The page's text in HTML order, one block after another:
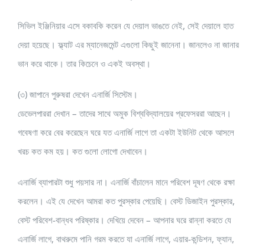
সিভিল ইঞ্জিনিয়ার এসে বকাবকি করেন যে দেয়াল ভাঙতে নেই, সেই দেয়ালে হাত
দেয়া হয়েছে। ফ্ল্যাট এর ম্যানেজমেন্ট এগুলো কিছুই জানেনা। জানলেও না জানার
ভান করে থাকে। তার কিচেনে ও একই অবস্থা।
(৩) জাপানে পুরুষরা দেখেন এনার্জি সিস্টেম।
ডেভেলপাররা দেখান – তাদের সাথে অমুক বিশ্ববিদ্যালয়ের প্রফেসররা আছেন।
গবেষণা করে বের করেছেন ঘরে যত এনার্জি লাগে তা একটা ইউনিট থেকে আসলে
খরচ কত কম হয়। কত গুলো লোগো দেখাবেন।
এনার্জি ব্যাপারটা শুধু পয়সার না। এনার্জি বাঁচালেন মানে পরিবেশ দূষণ থেকে রক্ষা
করলেন। এই যে দেখেন আমরা কত পুরস্কার পেয়েছি। বেস্ট ডিজাইন পুরস্কার,
বেস্ট পরিবেশ-বান্ধব পরিষ্কার। দেখিয়ে দেবেন – আপনার ঘরে রান্না করতে যে
এনার্জি লাগে, বাথরুমে পানি গরম করতে যা এনার্জি লাগে, এয়ার-কন্ডিশন, ফ্যান,